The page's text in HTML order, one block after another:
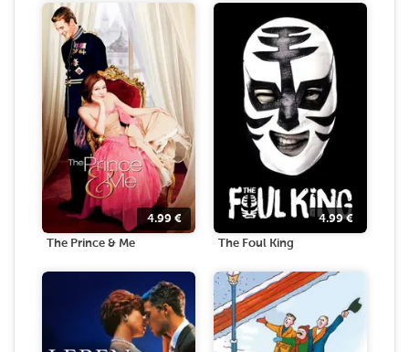
4.99 €
The Prince & Me
4.99€
The Foul King